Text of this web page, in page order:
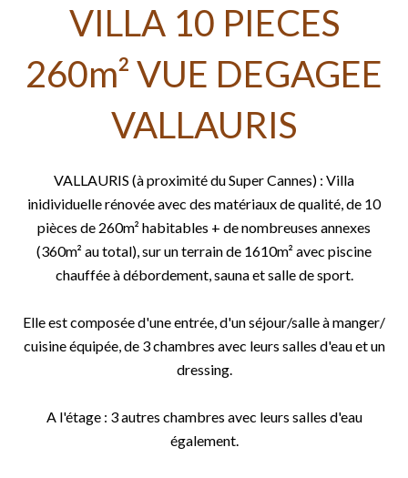
VILLA 10 PIECES
260m² VUE DEGAGEE
VALLAURIS
VALLAURIS (à proximité du Super Cannes) : Villa
inidividuelle rénovée avec des matériaux de qualité, de 10
pièces de 260m² habitables + de nombreuses annexes
(360m² au total), sur un terrain de 1610m² avec piscine
chauffée à débordement, sauna et salle de sport.
Elle est composée d'une entrée, d'un séjour/salle à manger/
cuisine équipée, de 3 chambres avec leurs salles d'eau et un
dressing.
A l'étage : 3 autres chambres avec leurs salles d'eau
également.